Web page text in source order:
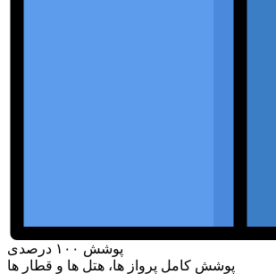
پوشش ۱۰۰ درصدی
پوشش کامل پرواز ها، هتل ها و قطار ها